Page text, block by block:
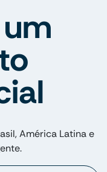
América Latina e